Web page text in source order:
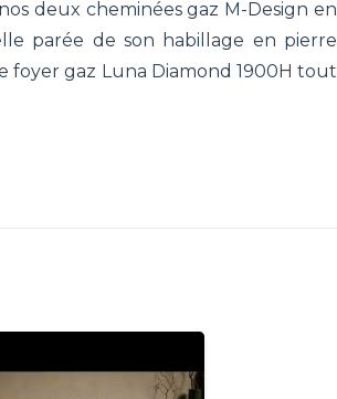
deux cheminées gaz M-Design en
parée de son habillage en pierre
foyer gaz Luna Diamond 1900H tout